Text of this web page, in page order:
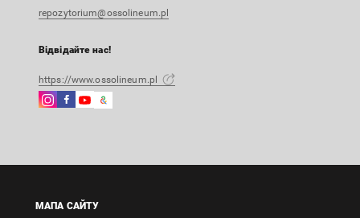
repozytorium@ossolineum.pl
Відвідайте нас!
https://www.ossolineum.pl
Instagram
в
Facebook
в
Instagram
в
Google
Зовнішнє
в
МАПА САЙТУ